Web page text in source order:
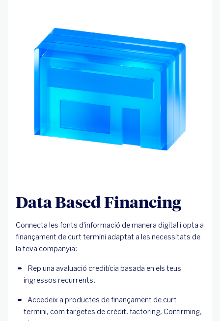
Data Based Financing
Connecta les fonts d'informació de manera digital i opta a
finançament de curt termini adaptat a les necessitats de
la teva companyia:
Rep una avaluació creditícia basada en els teus
ingressos recurrents.
Accedeix a productes de finançament de curt
termini, com targetes de crèdit, factoring, Confirming,